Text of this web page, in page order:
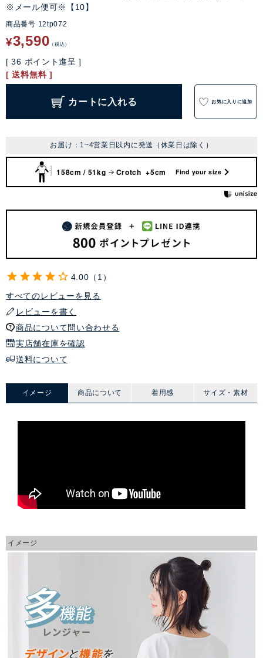
※メール便可※【10】
商品番号 12tp072
¥3,590 税込
[ 36 ポイント進呈 ]
送料無料
カートに入れる お気に入りに追加
お届け：1~4営業日以内に発送（休業日は除く）
158cm / 51kg Crotch +5cm Find your size
4.00
1
すべてのレビューを見る
レビューを書く
商品について問い合わせる
実店舗在庫を確認
送料について
イメージ 商品について 着用感 サイズ・素材
イメージ